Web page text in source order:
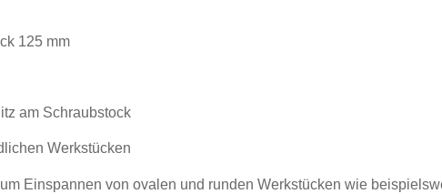
125 mm
am Schraubstock
Werkstücken
Einspannen von ovalen und runden Werkstücken wie